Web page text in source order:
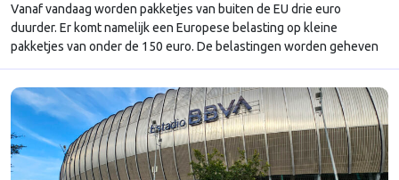
Vanaf vandaag worden pakketjes van buiten de EU drie euro
duurder. Er komt namelijk een Europese belasting op kleine
pakketjes van onder de 150 euro. De belastingen worden geheven
bij de verkoper, maar kunnen wel doorberekend worden in de prijs
aan de klant. Voor duurdere pakketten gelden al heffingen. Het is
een tijdelijke maatregel …Continued